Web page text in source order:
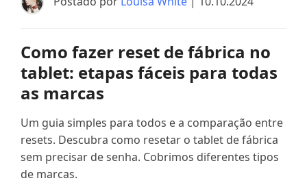
Como fazer reset de fábrica no
tablet: etapas fáceis para todas
as marcas
Um guia simples para todos e a comparação entre
resets. Descubra como resetar o tablet de fábrica
sem precisar de senha. Cobrimos diferentes tipos
de marcas.